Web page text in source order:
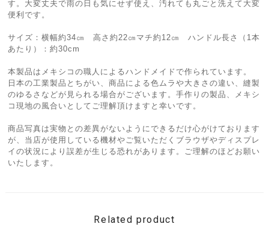
す。大変丈夫で雨の日も気にせず使え、汚れても丸ごと洗えて大変
便利です。
サイズ：横幅約34㎝ 高さ約22㎝マチ約12㎝ ハンドル長さ（1本
あたり）：約30cm
本製品はメキシコの職人によるハンドメイドで作られています。
日本の工業製品とちがい、商品による色ムラや大きさの違い、縫製
のゆるさなどが見られる場合がございます。手作りの製品、メキシ
コ現地の風合いとしてご理解頂けますと幸いです。
商品写真は実物との差異がないようにできるだけ心がけております
が、当店が使用している機材やご覧いただくブラウザやディスプレ
イの状況により誤差が生じる恐れがあります。ご理解のほどお願い
いたします。
Related product